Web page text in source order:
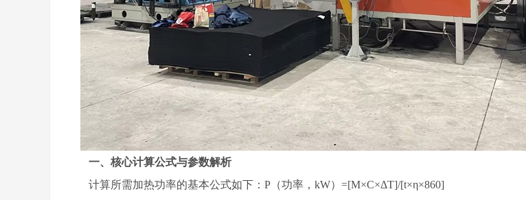
一、核心计算公式与参数解析
计算所需加热功率的基本公式如下：P（功率，kW）=[M×C×ΔT]/[t×η×860]